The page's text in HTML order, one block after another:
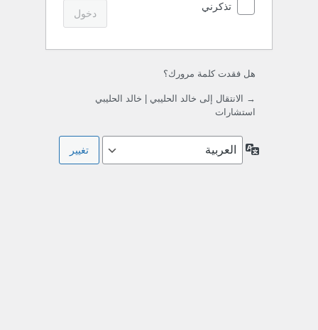
تذكرني
هل فقدت كلمة مرورك؟
→ الانتقال إلى خالد الحليبي | خالد الحليبي
استشارات
اللغة